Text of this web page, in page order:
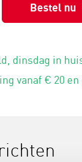
Bestel nu
dinsdag in
vanaf € 20